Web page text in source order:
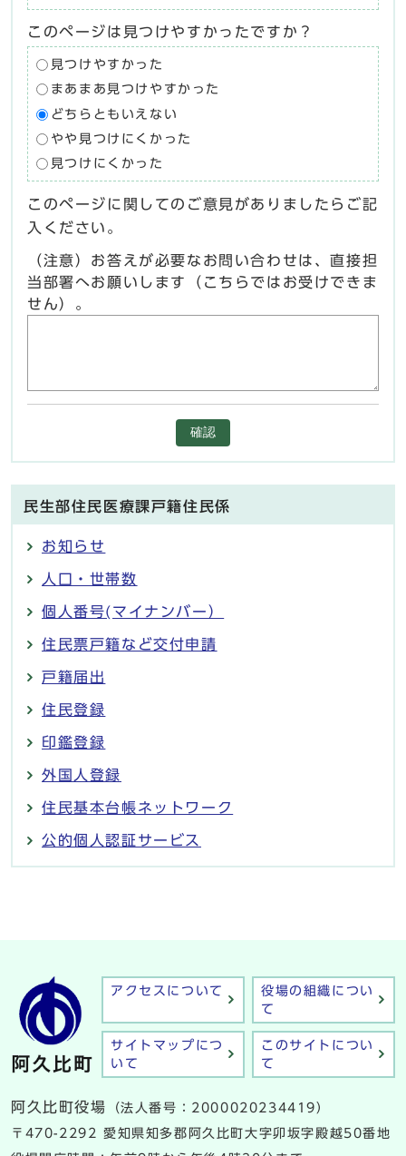
このページは見つけやすかったですか？
見つけやすかった
まあまあ見つけやすかった
どちらともいえない
やや見つけにくかった
見つけにくかった
このページに関してのご意見がありましたらご記
入ください。
（注意）お答えが必要なお問い合わせは、直接担
当部署へお願いします（こちらではお受けできま
せん）。
確認
民生部住民医療課戸籍住民係
お知らせ
人口・世帯数
個人番号(マイナンバー）
住民票戸籍など交付申請
戸籍届出
住民登録
印鑑登録
外国人登録
住民基本台帳ネットワーク
公的個人認証サービス
アクセスについて
役場の組織につい
て
サイトマップにつ
いて
このサイトについ
て
阿久比町役場
（法人番号：2000020234419）
〒470-2292 愛知県知多郡阿久比町大字卯坂字殿越50番地